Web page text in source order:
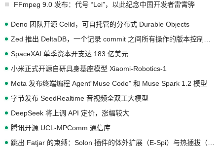
FFmpeg 9.0 发布：代号 “Lei”，以此纪念中国开发者雷霄骅
Deno 团队开源 Celld，可自托管的分布式 Durable Objects
SpaceXAI 单季资本开支达 183 亿美元
小米正式开源自研具身基座模型 Xiaomi-Robotics-1
Meta 发布终端编程 Agent“Muse Code” 和 Muse Spark 1.2 模型
字节发布 SeedRealtime 音视频全双工大模型
DeepSeek 将上调 API 定价，涨幅较大
腾讯开源 UCL-MPComm 通信库